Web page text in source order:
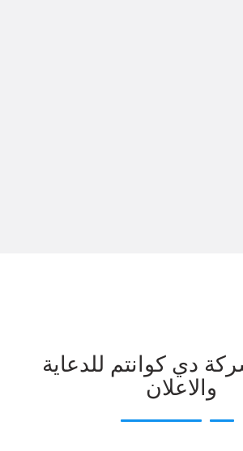
دي كوانتم للدعاية
والاعلان